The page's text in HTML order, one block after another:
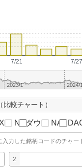
7/21 7/27
2023/1 2024/
（比較チャート）
NYダウ
入力した銘柄コードのチャー
2